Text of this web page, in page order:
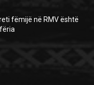
fëmijë në RMV është